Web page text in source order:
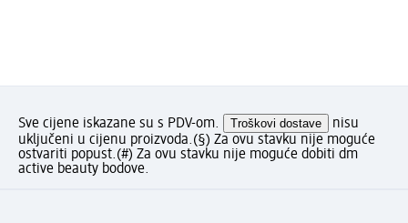
Sve cijene iskazane su s PDV-om. Troškovi dostave
nisu
uključeni u cijenu proizvoda.(§) Za ovu stavku nije moguće
ostvariti popust.(#) Za ovu stavku nije moguće dobiti dm
active beauty bodove.